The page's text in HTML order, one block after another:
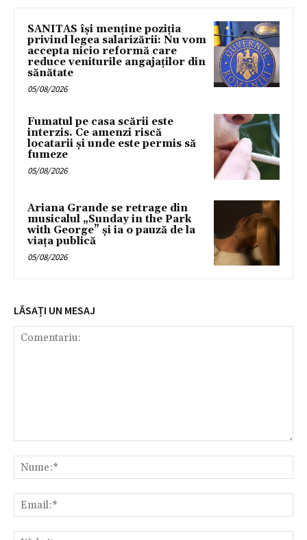
SANITAS își menține poziția
privind legea salarizării: Nu vom
accepta nicio reformă care
reduce veniturile angajaților din
sănătate
05/08/2026
Fumatul pe casa scării este
interzis. Ce amenzi riscă
locatarii și unde este permis să
fumeze
05/08/2026
Ariana Grande se retrage din
musicalul „Sunday in the Park
with George” și ia o pauză de la
viața publică
05/08/2026
LĂSAȚI UN MESAJ